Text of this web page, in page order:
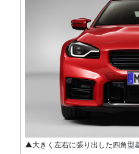
▲大きく左右に張り出した四角型